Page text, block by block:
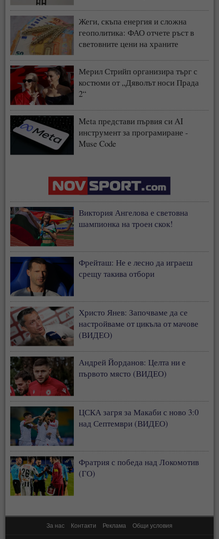
Жеги, скъпа енергия и сложна
геополитика: ФАО отчете ръст в
световните цени на храните
Мерил Стрийп организира търг с
костюми от „Дяволът носи Прада
2“
Meta представи първия си AI
инструмент за програмиране -
Muse Code
Виктория Ангелова е световна
шампионка на троен скок!
Фрейташ: Не е лесно да играеш
срещу такива отбори
Христо Янев: Започваме да се
настройваме от цикъла от мачове
(ВИДЕО)
Андрей Йорданов: Целта ни е
първото място (ВИДЕО)
ЦСКА загря за Макаби с ново 3:0
над Септември (ВИДЕО)
Фратрия с победа над Локомотив
(ГО)
За нас Контакти Реклама Общи условия